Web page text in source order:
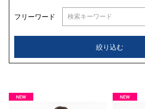
フリーワード
絞り込む